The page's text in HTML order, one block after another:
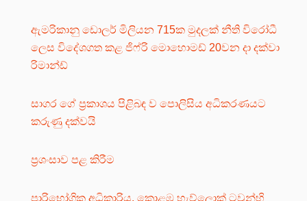
ඇමරිකානු ඩොලර් මිලියන 715ක මුදලක් නීති විරෝධී
ලෙස විදේශගත කළ ජිෆ්රි මොහොමඩ් 20වන දා දක්වා
රිමාන්ඩ්
සාගර ගේ ප්‍රකාශය පිළිබඳ ව පොලිසිය අධිකරණයට
කරුණු දක්වයි
ප්‍රශංසාව පළ කිරීම
පාරිභෝගික අධිකාරිය, කොළඹ හැව්ලොක් ටවුන්හි